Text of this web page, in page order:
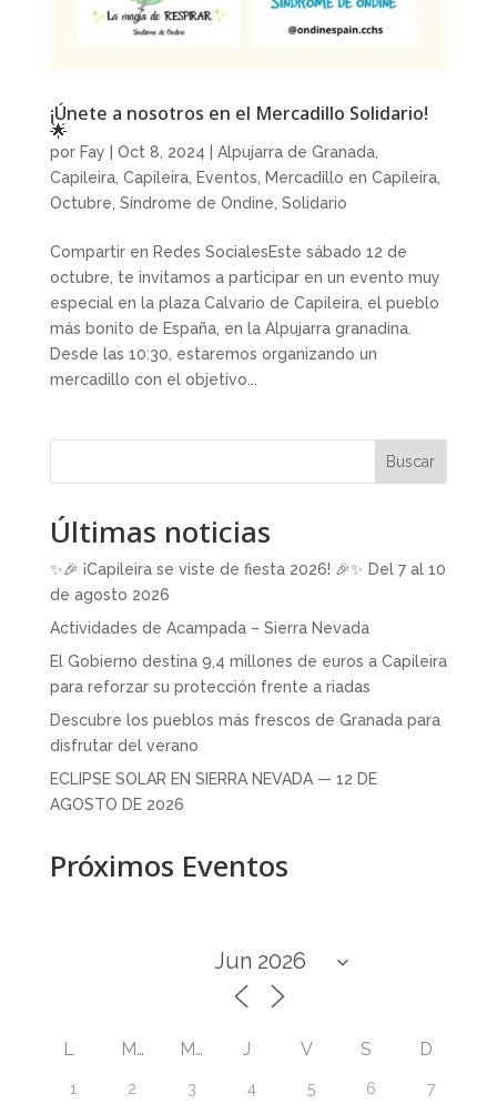
¡Únete a nosotros en el Mercadillo Solidario!
🌟
por Fay Oct 8, 2024 Alpujarra de Granada,
Capileira, Capileira, Eventos Mercadillo en Capileira,
Octubre Síndrome de Ondine Solidario
Compartir en Redes SocialesEste sábado 12 de
octubre, te invitamos a participar en un evento muy
especial en la plaza Calvario de Capileira, el pueblo
más bonito de España, en la Alpujarra granadina.
Desde las 10:30, estaremos organizando un
mercadillo con el objetivo...
Buscar
Últimas noticias
✨🎉 ¡Capileira se viste de fiesta 2026! 🎉✨ Del 7 al 10
de agosto 2026
Actividades de Acampada – Sierra Nevada
El Gobierno destina 9,4 millones de euros a Capileira
para reforzar su protección frente a riadas
Descubre los pueblos más frescos de Granada para
disfrutar del verano
ECLIPSE SOLAR EN SIERRA NEVADA — 12 DE
AGOSTO DE 2026
Próximos Eventos
L M M J V S D
1 2 3 4 5 6 7